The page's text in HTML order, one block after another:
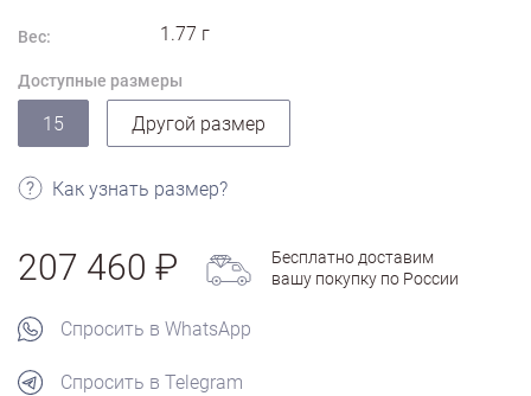
Вес: 1.77 г
Доступные размеры
15 Другой размер
Как узнать размер?
207 460
Бесплатно доставим
вашу покупку по России
Спросить в WhatsApp
Спросить в Telegram